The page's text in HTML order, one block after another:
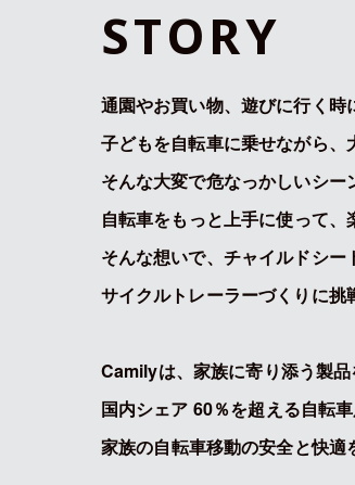
STORY
通園やお買い物、遊びに行く時
子どもを自転車に乗せながら
そんな大変で危なっかしいシ
自転車をもっと上手に使って
そんな想いで、チャイルドシ
サイクルトレーラーづくりに挑
Camilyは、家族に寄り添う製
国内シェア 60％を超える自転
家族の自転車移動の安全と快適